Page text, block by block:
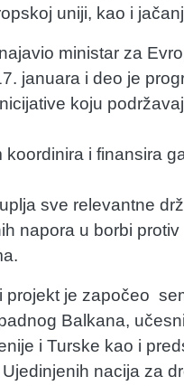
uniji, kao i
ministar za
januara i deo je
koju
koordinira i finansira
sve relevantne
napora u borbi
projekt je započeo
Balkana,
i Turske kao i
nacija za